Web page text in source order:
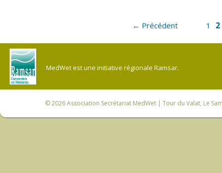
← Précédent 1 2
MedWet est une initiative régionale Ramsar.
© 2026Association Secrétariat MedWet | Tour du Valat, Le